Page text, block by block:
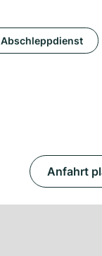
Abschleppdienst
Anfahrt